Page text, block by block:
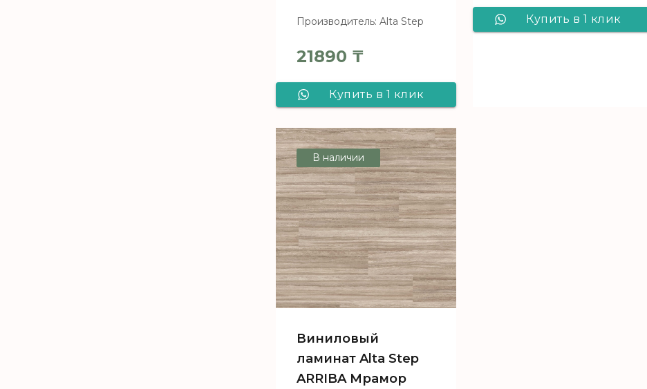
Производитель: Alta Step
21890 ₸
Купить в 1 клик
ламинат Alta Step
ARRIBA SPC9905
Мрамор белый
Купить в 1 клик
В наличии
Виниловый
ламинат Alta Step
ARRIBA Мрамор